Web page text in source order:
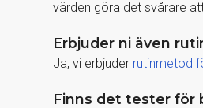
värden göra det svårare
Erbjuder ni även
Ja, vi erbjuder rutinmetod
Finns det tester för